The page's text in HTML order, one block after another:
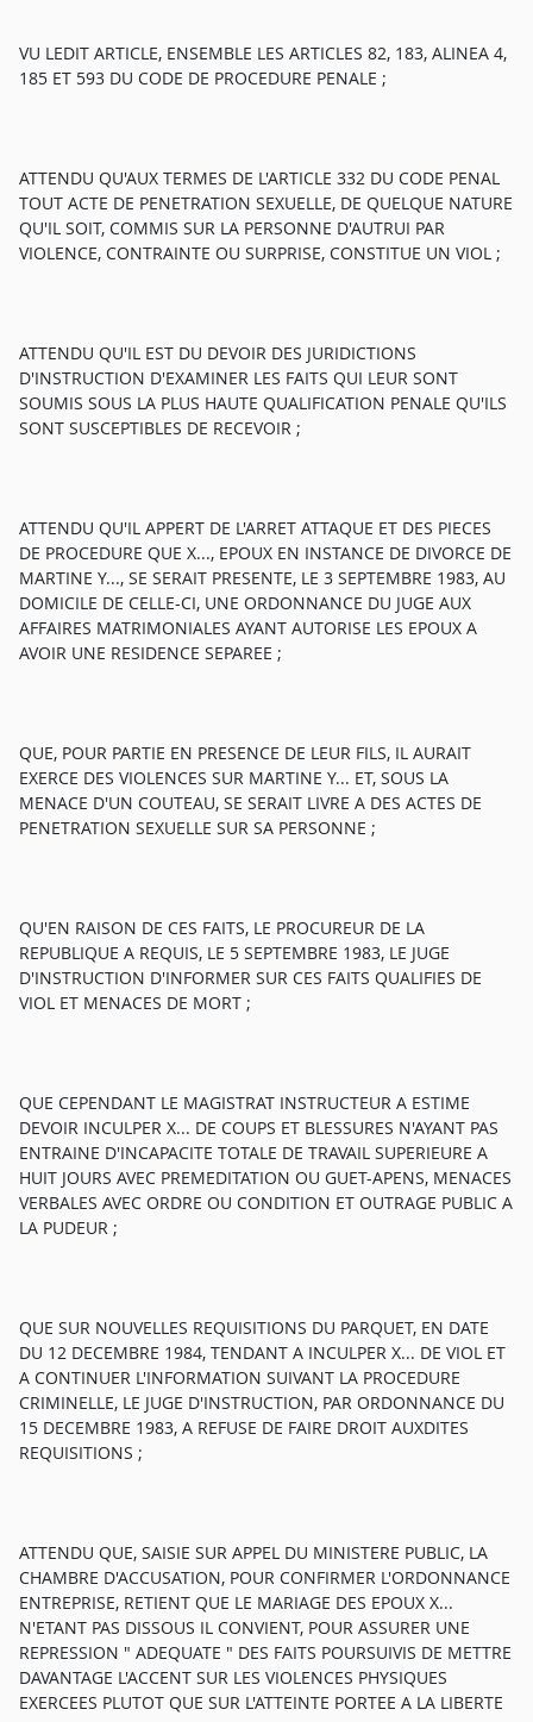
VU LEDIT ARTICLE, ENSEMBLE LES ARTICLES 82, 183, ALINEA 4,
185 ET 593 DU CODE DE PROCEDURE PENALE ;
ATTENDU QU'AUX TERMES DE L'ARTICLE 332 DU CODE PENAL
TOUT ACTE DE PENETRATION SEXUELLE, DE QUELQUE NATURE
QU'IL SOIT, COMMIS SUR LA PERSONNE D'AUTRUI PAR
VIOLENCE, CONTRAINTE OU SURPRISE, CONSTITUE UN VIOL ;
ATTENDU QU'IL EST DU DEVOIR DES JURIDICTIONS
D'INSTRUCTION D'EXAMINER LES FAITS QUI LEUR SONT
SOUMIS SOUS LA PLUS HAUTE QUALIFICATION PENALE QU'ILS
SONT SUSCEPTIBLES DE RECEVOIR ;
ATTENDU QU'IL APPERT DE L'ARRET ATTAQUE ET DES PIECES
DE PROCEDURE QUE X..., EPOUX EN INSTANCE DE DIVORCE DE
MARTINE Y..., SE SERAIT PRESENTE, LE 3 SEPTEMBRE 1983, AU
DOMICILE DE CELLE-CI, UNE ORDONNANCE DU JUGE AUX
AFFAIRES MATRIMONIALES AYANT AUTORISE LES EPOUX A
AVOIR UNE RESIDENCE SEPAREE ;
QUE, POUR PARTIE EN PRESENCE DE LEUR FILS, IL AURAIT
EXERCE DES VIOLENCES SUR MARTINE Y... ET, SOUS LA
MENACE D'UN COUTEAU, SE SERAIT LIVRE A DES ACTES DE
PENETRATION SEXUELLE SUR SA PERSONNE ;
QU'EN RAISON DE CES FAITS, LE PROCUREUR DE LA
REPUBLIQUE A REQUIS, LE 5 SEPTEMBRE 1983, LE JUGE
D'INSTRUCTION D'INFORMER SUR CES FAITS QUALIFIES DE
VIOL ET MENACES DE MORT ;
QUE CEPENDANT LE MAGISTRAT INSTRUCTEUR A ESTIME
DEVOIR INCULPER X... DE COUPS ET BLESSURES N'AYANT PAS
ENTRAINE D'INCAPACITE TOTALE DE TRAVAIL SUPERIEURE A
HUIT JOURS AVEC PREMEDITATION OU GUET-APENS, MENACES
VERBALES AVEC ORDRE OU CONDITION ET OUTRAGE PUBLIC A
LA PUDEUR ;
QUE SUR NOUVELLES REQUISITIONS DU PARQUET, EN DATE
DU 12 DECEMBRE 1984, TENDANT A INCULPER X... DE VIOL ET
A CONTINUER L'INFORMATION SUIVANT LA PROCEDURE
CRIMINELLE, LE JUGE D'INSTRUCTION, PAR ORDONNANCE DU
15 DECEMBRE 1983, A REFUSE DE FAIRE DROIT AUXDITES
REQUISITIONS ;
ATTENDU QUE, SAISIE SUR APPEL DU MINISTERE PUBLIC, LA
CHAMBRE D'ACCUSATION, POUR CONFIRMER L'ORDONNANCE
ENTREPRISE, RETIENT QUE LE MARIAGE DES EPOUX X...
N'ETANT PAS DISSOUS IL CONVIENT, POUR ASSURER UNE
REPRESSION " ADEQUATE " DES FAITS POURSUIVIS DE METTRE
DAVANTAGE L'ACCENT SUR LES VIOLENCES PHYSIQUES
EXERCEES PLUTOT QUE SUR L'ATTEINTE PORTEE A LA LIBERTE